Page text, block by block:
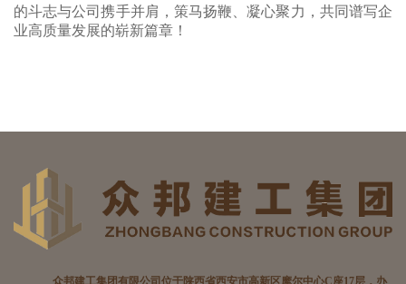
的斗志与公司携手并肩，策马扬鞭、凝心聚力，共同谱写企
业高质量发展的崭新篇章！
众邦建工集团有限公司位于陕西省西安市高新区摩尔中心C座17层，办